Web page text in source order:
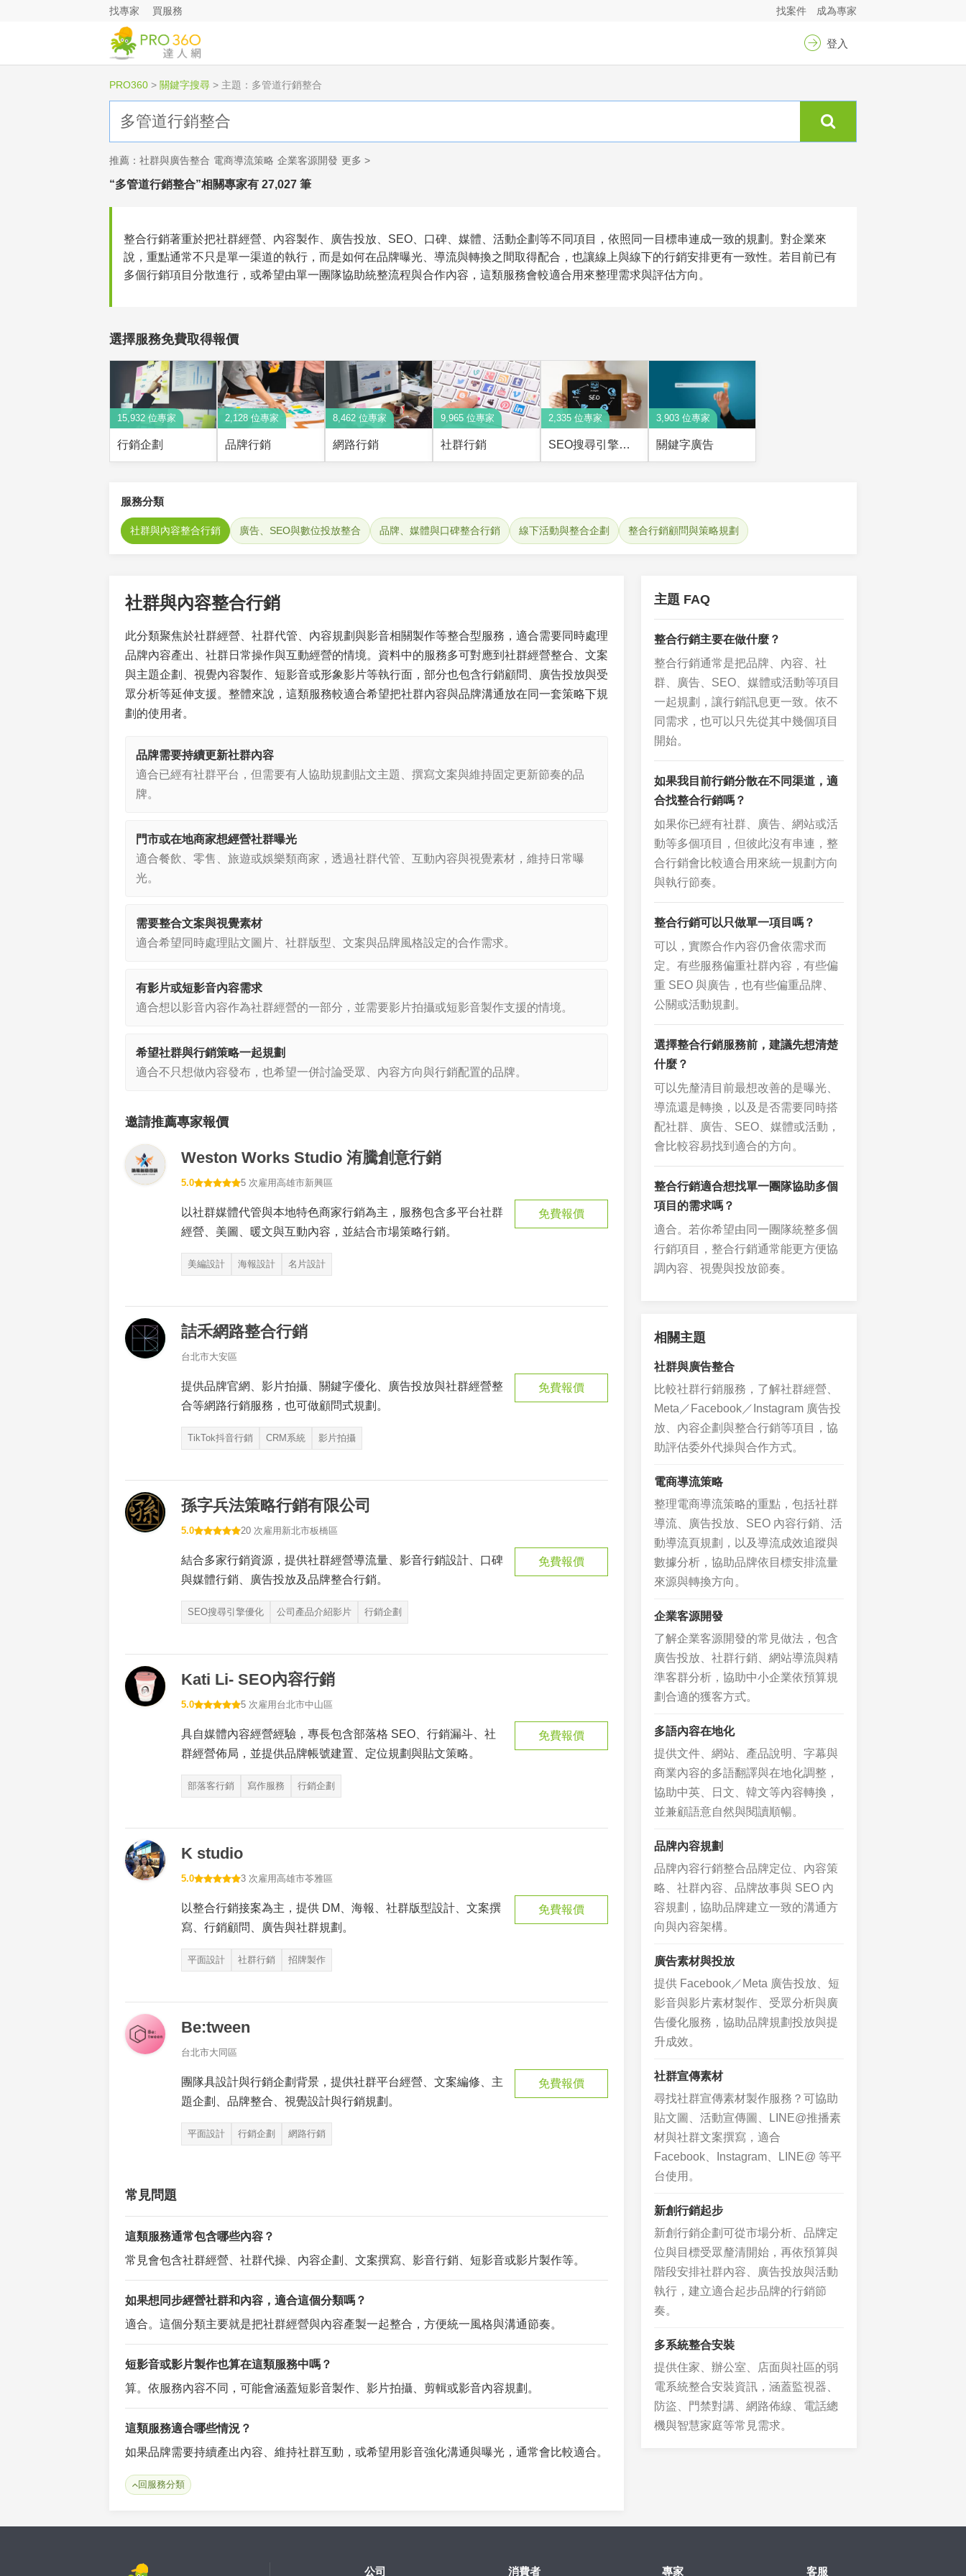
找專家 買服務 成為專家
找案件
登入
PRO360 > 關鍵字搜尋 > 主題：多管道行銷整合
推薦： 社群與廣告整合 電商導流策略 企業客源開發 更多 >
“多管道行銷整合”相關專家有 27,027 筆
整合行銷著重於把社群經營、內容製作、廣告投放、SEO、口碑、媒體、活動企劃等不同項目，依照同一目標串連成一致的規劃。對企業來
說，重點通常不只是單一渠道的執行，而是如何在品牌曝光、導流與轉換之間取得配合，也讓線上與線下的行銷安排更有一致性。若目前已有
多個行銷項目分散進行，或希望由單一團隊協助統整流程與合作內容，這類服務會較適合用來整理需求與評估方向。
選擇服務免費取得報價
15,932 位專家
行銷企劃
2,128 位專家
品牌行銷
8,462 位專家
網路行銷
9,965 位專家
社群行銷
2,335 位專家
SEO搜尋引擎優化
3,903 位專家
關鍵字廣告
服務分類
社群與內容整合行銷 廣告、SEO與數位投放整合 品牌、媒體與口碑整合行銷 線下活動與整合企劃 整合行銷顧問與策略規劃
社群與內容整合行銷
此分類聚焦於社群經營、社群代管、內容規劃與影音相關製作等整合型服務，適合需要同時處理
品牌內容產出、社群日常操作與互動經營的情境。資料中的服務多可對應到社群經營整合、文案
與主題企劃、視覺內容製作、短影音或形象影片等執行面，部分也包含行銷顧問、廣告投放與受
眾分析等延伸支援。整體來說，這類服務較適合希望把社群內容與品牌溝通放在同一套策略下規
劃的使用者。
品牌需要持續更新社群內容
適合已經有社群平台，但需要有人協助規劃貼文主題、撰寫文案與維持固定更新節奏的品
牌。
門市或在地商家想經營社群曝光
適合餐飲、零售、旅遊或娛樂類商家，透過社群代管、互動內容與視覺素材，維持日常曝
光。
需要整合文案與視覺素材
適合希望同時處理貼文圖片、社群版型、文案與品牌風格設定的合作需求。
有影片或短影音內容需求
適合想以影音內容作為社群經營的一部分，並需要影片拍攝或短影音製作支援的情境。
希望社群與行銷策略一起規劃
適合不只想做內容發布，也希望一併討論受眾、內容方向與行銷配置的品牌。
邀請推薦專家報價
Weston Works Studio 洧騰創意行銷
5.0 5 次雇用高雄市新興區
以社群媒體代管與本地特色商家行銷為主，服務包含多平台社群
經營、美圖、暖文與互動內容，並結合市場策略行銷。
美編設計 海報設計 名片設計
免費報價
詰禾網路整合行銷
台北市大安區
提供品牌官網、影片拍攝、關鍵字優化、廣告投放與社群經營整
合等網路行銷服務，也可做顧問式規劃。
TikTok抖音行銷 CRM系統 影片拍攝
免費報價
孫字兵法策略行銷有限公司
5.0 20 次雇用 新北市板橋區
結合多家行銷資源，提供社群經營導流量、影音行銷設計、口碑
與媒體行銷、廣告投放及品牌整合行銷。
SEO搜尋引擎優化 公司產品介紹影片 行銷企劃
免費報價
Kati Li- SEO內容行銷
5.0 5 次雇用 台北市中山區
具自媒體內容經營經驗，專長包含部落格 SEO、行銷漏斗、社
群經營佈局，並提供品牌帳號建置、定位規劃與貼文策略。
部落客行銷 寫作服務 行銷企劃
免費報價
K studio
5.0 3 次雇用高雄市苓雅區
以整合行銷接案為主，提供 DM、海報、社群版型設計、文案撰
寫、行銷顧問、廣告與社群規劃。
平面設計 社群行銷 招牌製作
免費報價
Be:tween
台北市大同區
團隊具設計與行銷企劃背景，提供社群平台經營、文案編修、主
題企劃、品牌整合、視覺設計與行銷規劃。
平面設計 行銷企劃 網路行銷
免費報價
常見問題
這類服務通常包含哪些內容？
常見會包含社群經營、社群代操、內容企劃、文案撰寫、影音行銷、短影音或影片製作等。
如果想同步經營社群和內容，適合這個分類嗎？
適合。這個分類主要就是把社群經營與內容產製一起整合，方便統一風格與溝通節奏。
短影音或影片製作也算在這類服務中嗎？
算。依服務內容不同，可能會涵蓋短影音製作、影片拍攝、剪輯或影音內容規劃。
這類服務適合哪些情況？
如果品牌需要持續產出內容、維持社群互動，或希望用影音強化溝通與曝光，通常會比較適合。
回服務分類
主題 FAQ
整合行銷主要在做什麼？
整合行銷通常是把品牌、內容、社
群、廣告、SEO、媒體或活動等項目
一起規劃，讓行銷訊息更一致。依不
同需求，也可以只先從其中幾個項目
開始。
如果我目前行銷分散在不同渠道，適
合找整合行銷嗎？
如果你已經有社群、廣告、網站或活
動等多個項目，但彼此沒有串連，整
合行銷會比較適合用來統一規劃方向
與執行節奏。
整合行銷可以只做單一項目嗎？
可以，實際合作內容仍會依需求而
定。有些服務偏重社群內容，有些偏
重 SEO 與廣告，也有些偏重品牌、
公關或活動規劃。
選擇整合行銷服務前，建議先想清楚
什麼？
可以先釐清目前最想改善的是曝光、
導流還是轉換，以及是否需要同時搭
配社群、廣告、SEO、媒體或活動，
會比較容易找到適合的方向。
整合行銷適合想找單一團隊協助多個
項目的需求嗎？
適合。若你希望由同一團隊統整多個
行銷項目，整合行銷通常能更方便協
調內容、視覺與投放節奏。
相關主題
社群與廣告整合
比較社群行銷服務，了解社群經營、
Meta／Facebook／Instagram 廣告投
放、內容企劃與整合行銷等項目，協
助評估委外代操與合作方式。
電商導流策略
整理電商導流策略的重點，包括社群
導流、廣告投放、SEO 內容行銷、活
動導流頁規劃，以及導流成效追蹤與
數據分析，協助品牌依目標安排流量
來源與轉換方向。
企業客源開發
了解企業客源開發的常見做法，包含
廣告投放、社群行銷、網站導流與精
準客群分析，協助中小企業依預算規
劃合適的獲客方式。
多語內容在地化
提供文件、網站、產品說明、字幕與
商業內容的多語翻譯與在地化調整，
協助中英、日文、韓文等內容轉換，
並兼顧語意自然與閱讀順暢。
品牌內容規劃
品牌內容行銷整合品牌定位、內容策
略、社群內容、品牌故事與 SEO 內
容規劃，協助品牌建立一致的溝通方
向與內容架構。
廣告素材與投放
提供 Facebook／Meta 廣告投放、短
影音與影片素材製作、受眾分析與廣
告優化服務，協助品牌規劃投放與提
升成效。
社群宣傳素材
尋找社群宣傳素材製作服務？可協助
貼文圖、活動宣傳圖、LINE@推播素
材與社群文案撰寫，適合
Facebook、Instagram、LINE@ 等平
台使用。
新創行銷起步
新創行銷企劃可從市場分析、品牌定
位與目標受眾釐清開始，再依預算與
階段安排社群內容、廣告投放與活動
執行，建立適合起步品牌的行銷節
奏。
多系統整合安裝
提供住家、辦公室、店面與社區的弱
電系統整合安裝資訊，涵蓋監視器、
防盜、門禁對講、網路佈線、電話總
機與智慧家庭等常見需求。
公司 消費者 專家 客服